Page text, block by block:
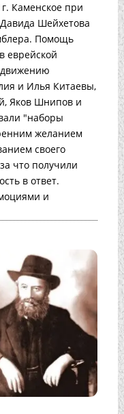
Каменское при
Шейхетова
Помощь
еврейской
и Илья Китаевы,
Яков Шнипов и
"наборы
желанием
своего
что получили
в ответ.
и